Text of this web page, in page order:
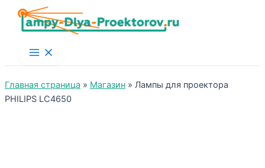
Main
Menu
Главная страница » Магазин » Лампы для проектора
PHILIPS LC4650